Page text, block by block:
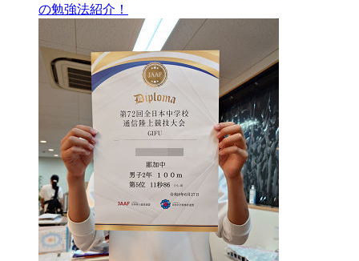
の勉強法紹介！